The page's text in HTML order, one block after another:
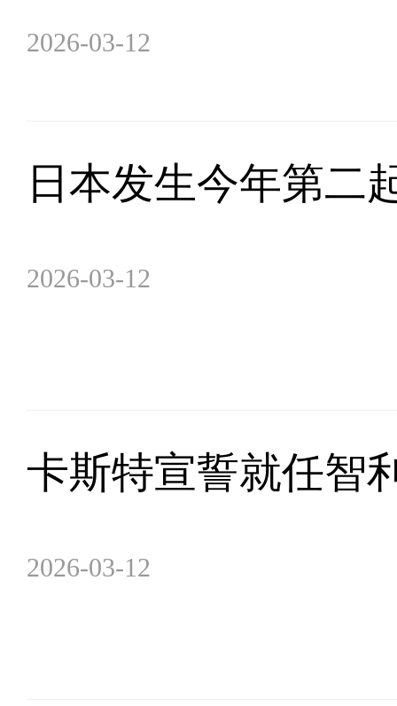
2026-03-12
日本发生今年第二
2026-03-12
卡斯特宣誓就任智
2026-03-12